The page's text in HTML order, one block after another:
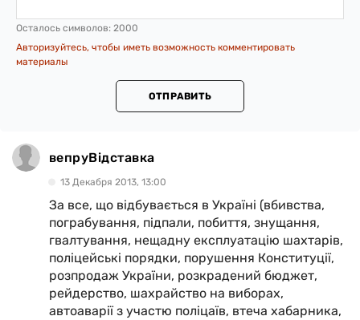
Осталось символов: 2000
Авторизуйтесь, чтобы иметь возможность комментировать
материалы
ОТПРАВИТЬ
вепруВідставка
13 Декабря 2013, 13:00
За все, що відбувається в Україні (вбивства,
пограбування, підпали, побиття, знущання,
гвалтування, нещадну експлуатацію шахтарів,
поліцейські порядки, порушення Конституції,
розпродаж України, розкрадений бюджет,
рейдерство, шахрайство на виборах,
автоаварії з участю поліцаїв, втеча хабарника,